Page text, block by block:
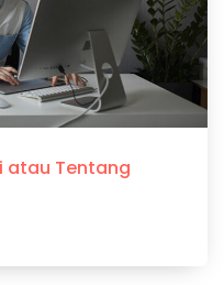
atau Tentang